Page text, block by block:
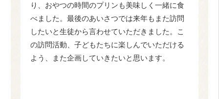
り、おやつの時間のプリンも美味しく一緒に食
べました。最後のあいさつでは来年もまた訪問
したいと生徒から言わせていただきました。こ
の訪問活動、子どもたちに楽しんでいただける
よう、また企画していきたいと思います。